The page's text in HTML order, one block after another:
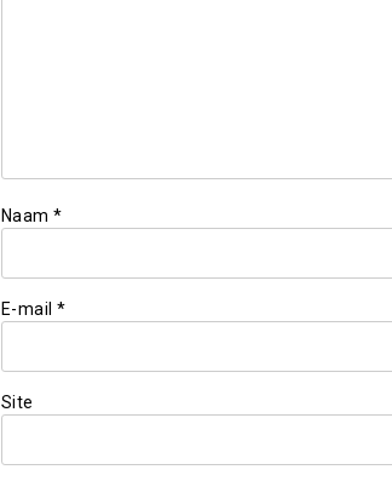
Naam *
E-mail *
Site